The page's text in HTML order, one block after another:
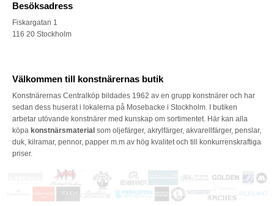
Besöksadress
Fiskargatan 1
116 20 Stockholm
Välkommen till konstnärernas butik
Konstnärernas Centralköp bildades 1962 av en grupp konstnärer och har
sedan dess huserat i lokalerna på Mosebacke i Stockholm. I butiken
arbetar utövande konstnärer med kunskap om sortimentet. Här kan alla
köpa konstnärsmaterial som oljefärger, akrylfärger, akvarellfärger, penslar,
duk, kilramar, pennor, papper m.m av hög kvalitet och till konkurrenskraftiga
priser.